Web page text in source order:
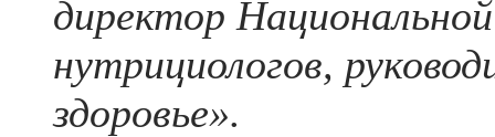
директор
нутрициологов,
здоровье».